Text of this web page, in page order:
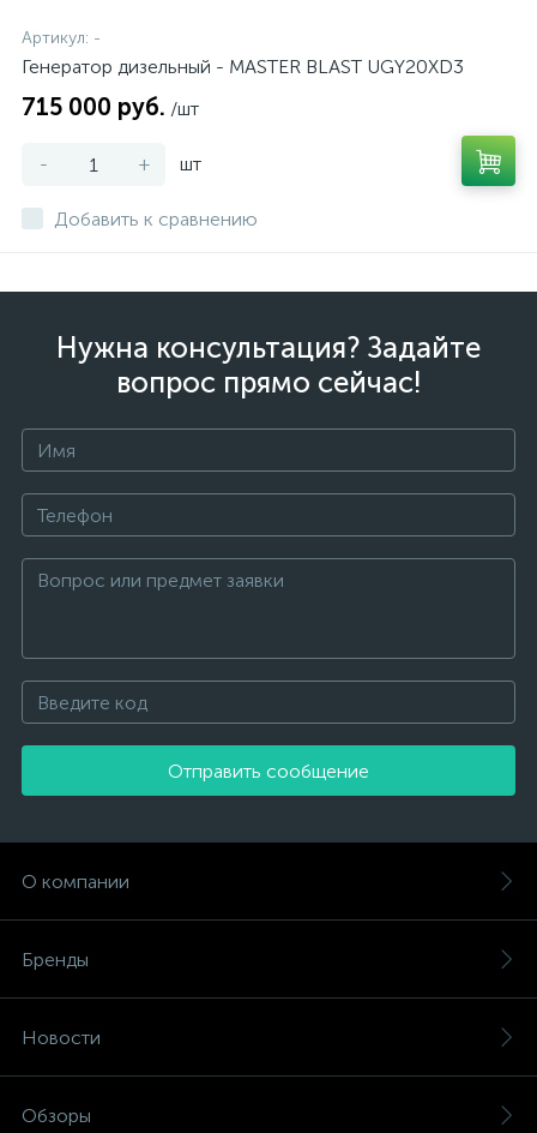
Артикул: -
Генератор дизельный - MASTER BLAST UGY20XD3
715 000 руб. /шт
- + шт
Добавить к сравнению
Нужна консультация? Задайте
вопрос прямо сейчас!
Отправить сообщение
О компании
Бренды
Новости
Обзоры